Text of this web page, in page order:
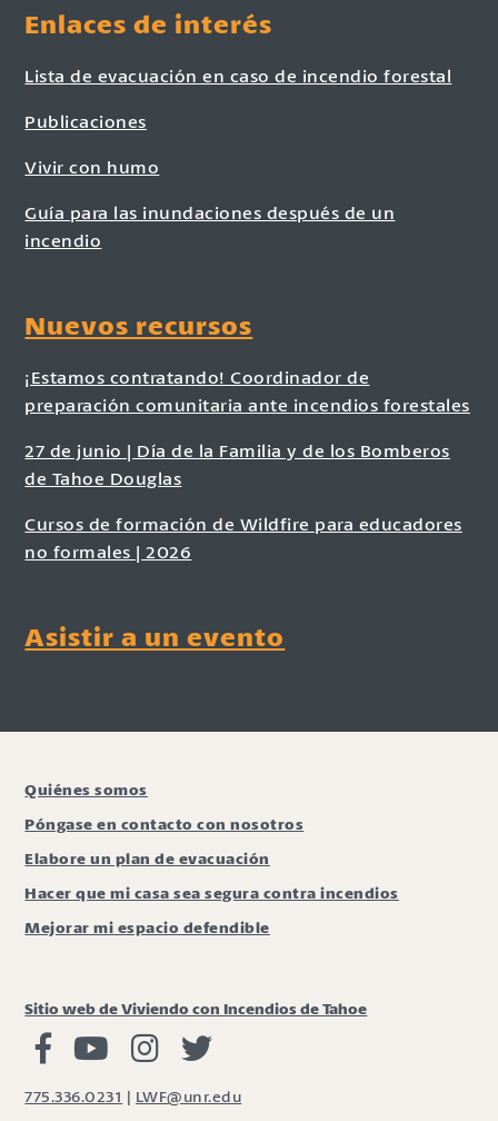
Enlaces de interés
Lista de evacuación en caso de incendio forestal
Publicaciones
Vivir con humo
Guía para las inundaciones después de un
incendio
Nuevos recursos
¡Estamos contratando! Coordinador de
preparación comunitaria ante incendios forestales
27 de junio | Día de la Familia y de los Bomberos
de Tahoe Douglas
Cursos de formación de Wildfire para educadores
no formales | 2026
Asistir a un evento
Quiénes somos
Póngase en contacto con nosotros
Elabore un plan de evacuación
Hacer que mi casa sea segura contra incendios
Mejorar mi espacio defendible
Sitio web de Viviendo con Incendios de Tahoe
Viviendo con Incendios Facebook
Vivir con fuego Youtube
Vivir con fuego Instagram
775.336.0231 | LWF@unr.edu